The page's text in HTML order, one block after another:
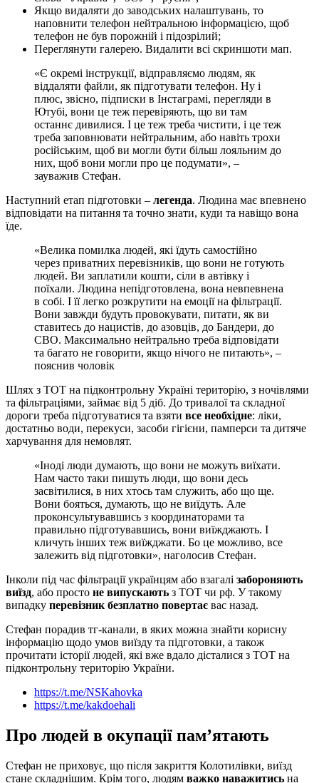
Якщо видаляти до заводських налаштувань, то
наповнити телефон нейтральною інформацією, щоб
телефон не був порожній і підозрілий;
Переглянути галерею. Видалити всі скриншоти мап.
«Є окремі інструкції, відправляємо людям, як
віддаляти файли, як підготувати телефон. Ну і
плюс, звісно, підписки в Інстаграмі, перегляди в
Ютубі, вони це теж перевіряють, що ви там
останнє дивилися. І це теж треба чистити, і це теж
треба заповнювати нейтральним, або навіть трохи
російським, щоб ви могли бути більш лояльним до
них, щоб вони могли про це подумати», –
зауважив Стефан.
Наступний етап підготовки – легенда. Людина має впевнено
відповідати на питання та точно знати, куди та навіщо вона
їде.
«Велика помилка людей, які їдуть самостійно
через приватних перевізників, що вони не готують
людей. Ви заплатили кошти, сіли в автівку і
поїхали. Людина непідготовлена, вона невпевнена
в собі. І її легко розкрутити на емоції на фільтрації.
Вони завжди будуть провокувати, питати, як ви
ставитесь до нацистів, до азовців, до Бандери, до
СВО. Максимально нейтрально треба відповідати
та багато не говорити, якщо нічого не питають», –
пояснив чоловік
Шлях з ТОТ на підконтрольну Україні територію, з ночівлями
та фільтраціями, займає від 5 діб. До тривалої та складної
дороги треба підготуватися та взяти все необхідне: ліки,
достатньо води, перекуси, засоби гігієни, памперси та дитяче
харчування для немовлят.
«Іноді люди думають, що вони не можуть виїхати.
Нам часто таки пишуть люди, що вони десь
засвітилися, в них хтось там служить, або що ще.
Вони бояться, думають, що не виїдуть. Але
проконсультувавшись з координаторами та
правильно підготувавшись, вони виїжджають. І
кличуть інших теж виїжджати. Бо це можливо, все
залежить від підготовки», наголосив Стефан.
Інколи під час фільтрації українцям або взагалі забороняють
виїзд, або просто не випускають з ТОТ чи рф. У такому
випадку перевізник безплатно повертає вас назад.
Стефан порадив тг-канали, в яких можна знайти корисну
інформацію щодо умов виїзду та підготовки, а також
прочитати історії людей, які вже вдало дісталися з ТОТ на
підконтрольну територію України.
https://t.me/NSKahovka
https://t.me/kakdoehali
Про людей в окупації пам’ятають
Стефан не приховує, що після закриття Колотилівки, виїзд
стане складнішим. Крім того, людям важко наважитись на